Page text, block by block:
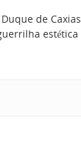
de Caxias,
estética